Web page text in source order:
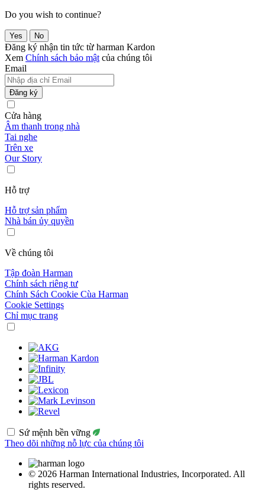
Do you wish to continue?
Yes No
Đăng ký nhận tin tức từ harman Kardon
Xem Chính sách bảo mật của chúng tôi
Email
Đăng ký
Cửa hàng
Âm thanh trong nhà
Tai nghe
Trên xe
Our Story
Hỗ trợ
Hỗ trợ sản phẩm
Nhà bán ủy quyền
Về chúng tôi
Tập đoàn Harman
Chính sách riêng tư
Chính Sách Cookie Cùa Harman
Cookie Settings
Chỉ mục trang
Sứ mệnh bền vững
Theo dõi những nỗ lực của chúng tôi
© 2026 Harman International Industries, Incorporated. All
rights reserved.